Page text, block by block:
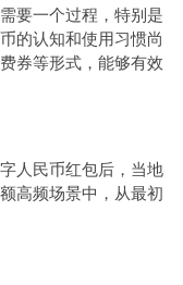
要一个过程，特别是
的认知和使用习惯尚
券等形式，能够有效
人民币红包后，当地
高频场景中，从最初